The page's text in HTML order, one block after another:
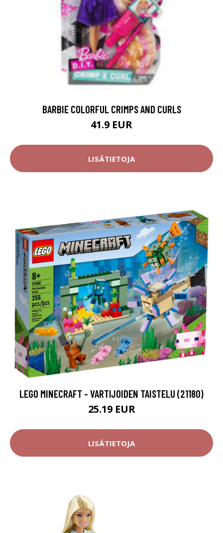
BARBIE COLORFUL CRIMPS AND CURLS
41.9 EUR
LISÄTIETOJA
LEGO MINECRAFT - VARTIJOIDEN TAISTELU (21180)
25.19 EUR
LISÄTIETOJA